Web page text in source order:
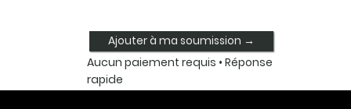
Ajouter à ma soumission →
Aucun paiement requis • Réponse
rapide